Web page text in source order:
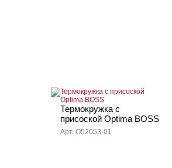
Термокружка с
присоской Optima BOSS
Арт. O52053-01